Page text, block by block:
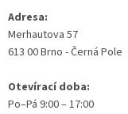
Adresa:
Merhautova 57
613 00 Brno - Černá Pole
Otevírací doba:
Po–Pá 9:00 – 17:00